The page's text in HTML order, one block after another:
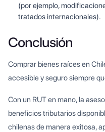
(por ejemplo,
tratados internacionales).
Conclusión
Comprar bienes raíces en
accesible y seguro siempre
Con un RUT en mano, la
beneficios tributarios
chilenas de manera exitosa,